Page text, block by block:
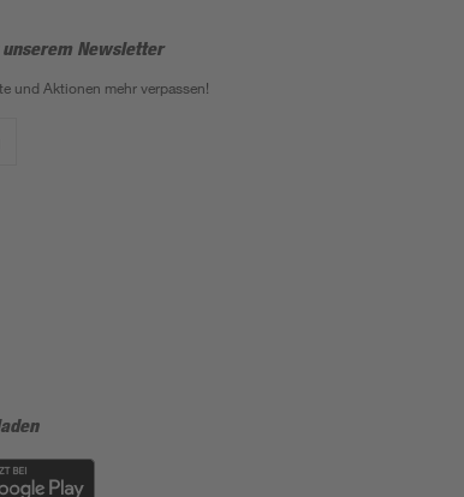
Newsletter
und Aktionen mehr verpassen!